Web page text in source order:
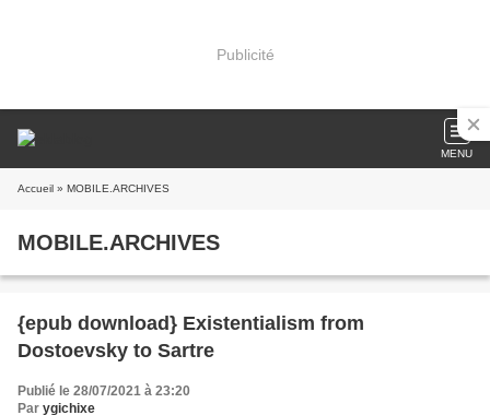
Publicité
MENU
Accueil » MOBILE.ARCHIVES
MOBILE.ARCHIVES
{epub download} Existentialism from
Dostoevsky to Sartre
Publié le 28/07/2021 à 23:20
Par ygichixe